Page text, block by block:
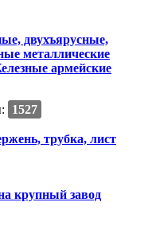
двухъярусные,
металлические
армейские
1527
трубка, лист
крупный завод